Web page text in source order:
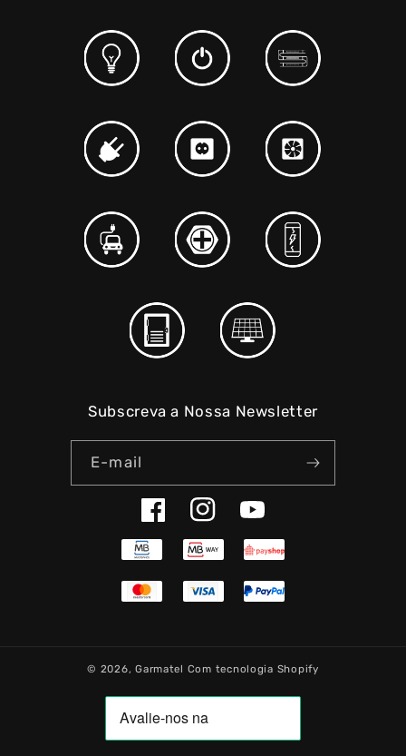
Subscreva a Nossa Newsletter
E-mail
FacebookInstagramYouTube
© 2026,Garmatel Com tecnologia Shopify